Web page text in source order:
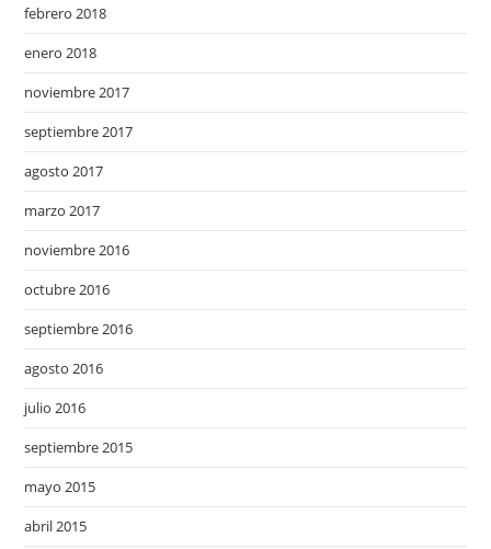
febrero 2018
enero 2018
noviembre 2017
septiembre 2017
agosto 2017
marzo 2017
noviembre 2016
octubre 2016
septiembre 2016
agosto 2016
julio 2016
septiembre 2015
mayo 2015
abril 2015